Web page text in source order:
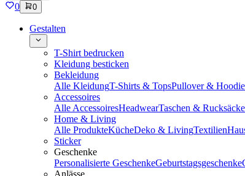
0 0
Gestalten
T-Shirt bedrucken
Kleidung besticken
Bekleidung
Alle KleidungT-Shirts & TopsPullover &
Accessoires
Alle AccessoiresHeadwearTaschen & Rucksäcke
Home & Living
Alle ProdukteKücheDeko & LivingTextilien
Sticker
Geschenke
Personalisierte GeschenkeGeburtstagsgeschenke